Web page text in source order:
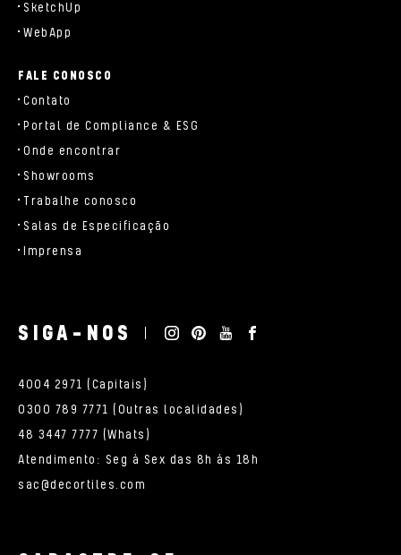
SketchUp
WebApp
FALE CONOSCO
Contato
Portal de Compliance & ESG
Onde encontrar
Showrooms
Trabalhe conosco
Salas de Especificação
Imprensa
SIGA-NOS
4004 2971 (Capitais)
0300 789 7771 (Outras localidades)
48 3447 7777 (Whats)
Atendimento: Seg à Sex das 8h às 18h
sac@decortiles.com